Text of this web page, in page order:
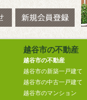
越谷市の不動産
越谷市の不動産
越谷市の新築一戸建て
越谷市の中古一戸建て
越谷市のマンション